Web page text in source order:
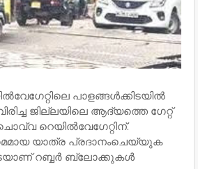
പാളങ്ങൾക്കിടയിൽ
ജില്ലയിലെ ആദ്യത്തെ ഗേറ്റ്
റെയിൽവേഗേറ്റിന്.
യാത്ര പ്രദാനംചെയ്യുക
റബ്ബർ ബ്ലോക്കുകൾ